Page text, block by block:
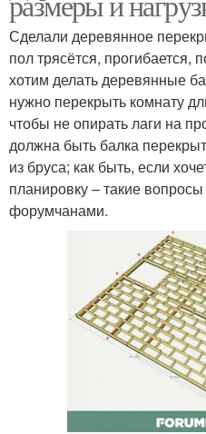
Сделали деревянное
пол трясётся, прогибается,
хотим делать деревянные
нужно перекрыть комнату
чтобы не опирать лаги на
должна быть балка
из бруса; как быть, если
планировку – такие
форумчанами.